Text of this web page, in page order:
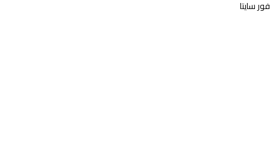
فور سايتا